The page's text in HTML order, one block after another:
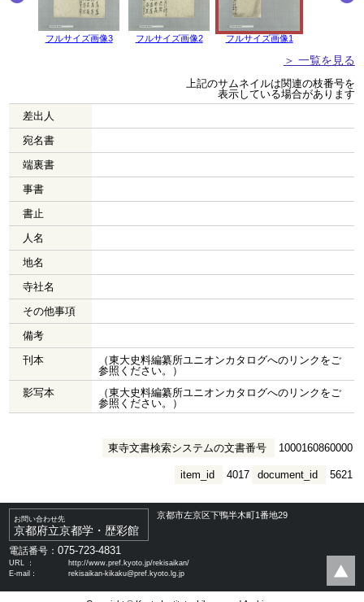
フルサイズ画像3 フルサイズ画像2 フルサイズ画像1
＞ 一覧を見る
上記のサムネイルは関連の枝番号を
表示している場合があります
差出人
宛名書
端裏書
事書
書止
人名
地名
寺社名
その他事項
備考
刊本
（東大史料編纂所ユニオンカタログへのリンクをご
参照ください。）
影写本
（東大史料編纂所ユニオンカタログへのリンクをご
参照ください。）
東寺文書検索システムの文書番号 1000160860000
document_id 5621
item_id 4017
お問い合わせ先
京都府立京都学・歴彩館
京都市左京区下鴨半木町1番地29
電話番号：075-723-4831
URL ：
http://www.pref.kyoto.jp/rekisaikan/
E-mail：
rekisaikan-kikaku@pref.kyoto.lg.jp